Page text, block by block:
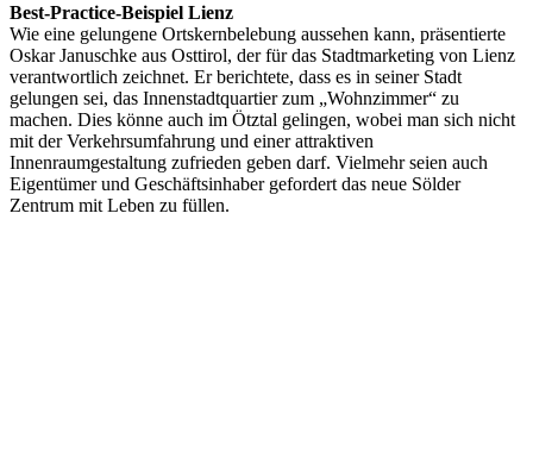
Best-Practice-Beispiel Lienz
Wie eine gelungene Ortskernbelebung aussehen kann, präsentierte
Oskar Januschke aus Osttirol, der für das Stadtmarketing von Lienz
verantwortlich zeichnet. Er berichtete, dass es in seiner Stadt
gelungen sei, das Innenstadtquartier zum „Wohnzimmer“ zu
machen. Dies könne auch im Ötztal gelingen, wobei man sich nicht
mit der Verkehrsumfahrung und einer attraktiven
Innenraumgestaltung zufrieden geben darf. Vielmehr seien auch
Eigentümer und Geschäftsinhaber gefordert das neue Sölder
Zentrum mit Leben zu füllen.